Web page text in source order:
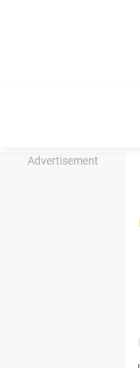
Advertisement